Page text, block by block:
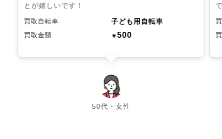
とが嬉しいです！
買取自転車 子ども用自転車
買取金額 ￥500
50代・女性
chevron_left chevron_right